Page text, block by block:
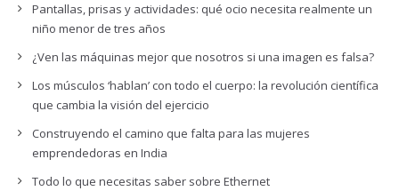
Pantallas, prisas y actividades: qué ocio necesita realmente un
niño menor de tres años
¿Ven las máquinas mejor que nosotros si una imagen es falsa?
Los músculos ‘hablan’ con todo el cuerpo: la revolución científica
que cambia la visión del ejercicio
Construyendo el camino que falta para las mujeres
emprendedoras en India
Todo lo que necesitas saber sobre Ethernet